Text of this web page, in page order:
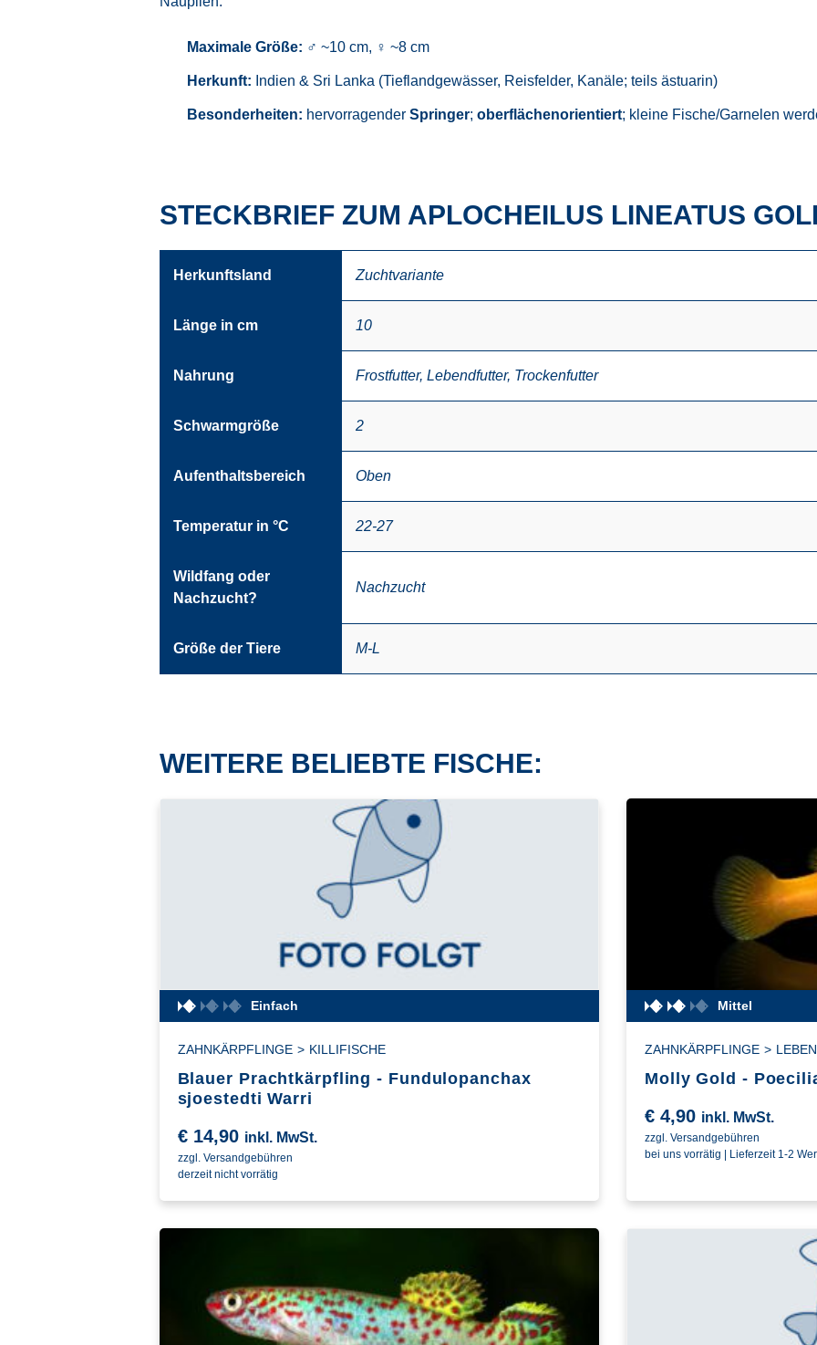
Maximale Größe: ♂ ~10 cm, ♀ ~8 cm
Herkunft: Indien & Sri Lanka (Tieflandgewässer, Reisfelder, Kanäle; teils ästuarin)
Besonderheiten: hervorragender Springer; oberflächenorientiert; kleine Fische/Garnelen
STECKBRIEF ZUM APLOCHEILUS LINEATUS
Herkunftsland Zuchtvariante
Länge in cm 10
Nahrung Frostfutter, Lebendfutter, Trockenfutter
Schwarmgröße 2
Aufenthaltsbereich Oben
Temperatur in °C 22-27
Wildfang oder
Nachzucht?
Nachzucht
Größe der Tiere M-L
WEITERE BELIEBTE FISCHE:
Einfach
ZAHNKÄRPFLINGE > KILLIFISCHE
Blauer Prachtkärpfling - Fundulopanchax
sjoestedti Warri
€14,90 inkl. MwSt.
zzgl. Versandgebühren
derzeit nicht vorrätig
Mittel
ZAHNKÄRPFLINGE >
Molly Gold -
€4,90 inkl. MwSt.
zzgl. Versandgebühren
bei uns vorrätig | Lieferzeit 1-2